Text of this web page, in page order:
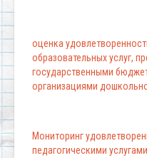
оценка
образовательных услуг,
государственными
организациями
Мониторинг
педагогическими